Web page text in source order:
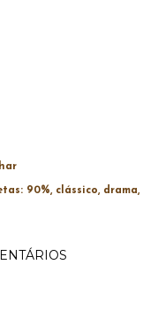
90% clássico drama